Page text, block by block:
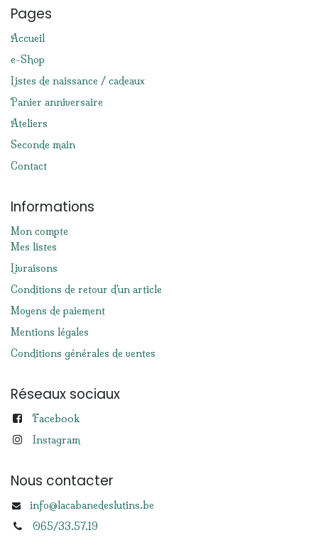
Pages
Accueil
e-Shop
Listes de naissance / cadeaux
Panier anniversaire
Ateliers
Seconde main
Contact
Informations
Mon compte
Mes listes
Livraisons
Conditions de retour d'un article
Moyens de paiement
Mentions légales
Conditions générales de ventes
Réseaux sociaux
Facebook
Instagram
Nous contacter
info@lacabanedeslutins.be
065/33.57.19